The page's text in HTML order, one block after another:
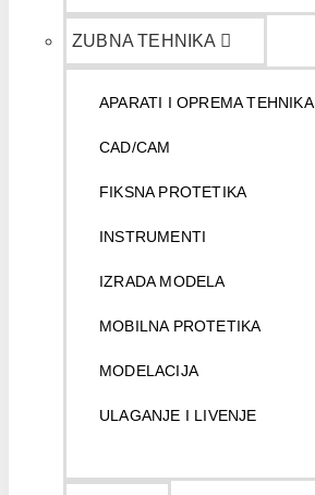
ZUBNA TEHNIKA
APARATI I OPREMA TEHNIKA
CAD/CAM
FIKSNA PROTETIKA
INSTRUMENTI
IZRADA MODELA
MOBILNA PROTETIKA
MODELACIJA
ULAGANJE I LIVENJE